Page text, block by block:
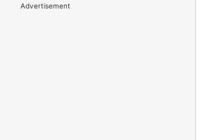
Advertisement